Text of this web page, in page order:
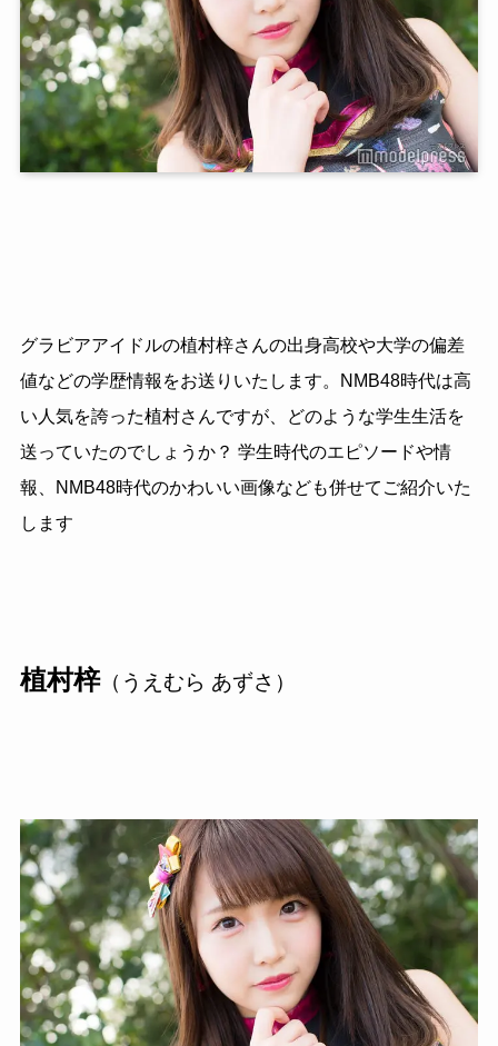
グラビアアイドルの植村梓さんの出身高校や大学の偏差
値などの学歴情報をお送りいたします。NMB48時代は高
い人気を誇った植村さんですが、どのような学生生活を
送っていたのでしょうか？ 学生時代のエピソードや情
報、NMB48時代のかわいい画像なども併せてご紹介いた
します
植村梓（うえむら あずさ）